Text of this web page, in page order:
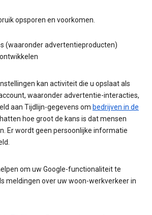
opsporen en voorkomen.
(waaronder advertentieproducten)
kan activiteit die u opslaat als
waaronder advertentie-interacties,
aan Tijdlijn-gegevens om bedrijven in de
hoe groot de kans is dat mensen
Er wordt geen persoonlijke informatie
om uw Google-functionaliteit te
meldingen over uw woon-werkverkeer in